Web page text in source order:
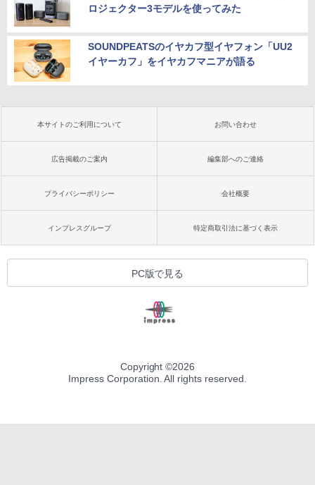
ロジェクター3モデルを使ってみた
SOUNDPEATSのイヤカフ型イヤフォン「UU2
イヤーカフ」をイヤカフマニアが語る
本サイトのご利用について お問い合わせ
広告掲載のご案内 編集部へのご連絡
プライバシーポリシー 会社概要
インプレスグループ 特定商取引法に基づく表示
PC版で見る
Copyright ©2026
Impress Corporation. All rights reserved.